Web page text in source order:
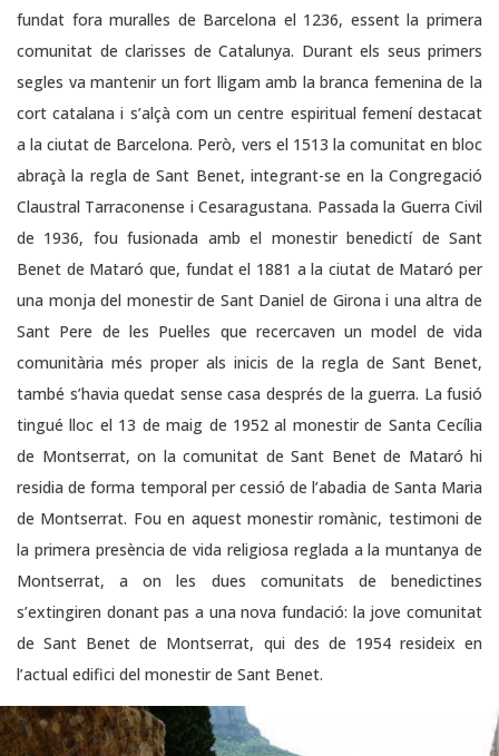
fundat fora muralles de Barcelona el 1236, essent la primera
comunitat de clarisses de Catalunya. Durant els seus primers
segles va mantenir un fort lligam amb la branca femenina de la
cort catalana i s’alçà com un centre espiritual femení destacat
a la ciutat de Barcelona. Però, vers el 1513 la comunitat en bloc
abraçà la regla de Sant Benet, integrant-se en la Congregació
Claustral Tarraconense i Cesaragustana. Passada la Guerra Civil
de 1936, fou fusionada amb el monestir benedictí de Sant
Benet de Mataró que, fundat el 1881 a la ciutat de Mataró per
una monja del monestir de Sant Daniel de Girona i una altra de
Sant Pere de les Puel·les que recercaven un model de vida
comunitària més proper als inicis de la regla de Sant Benet,
també s’havia quedat sense casa després de la guerra. La fusió
tingué lloc el 13 de maig de 1952 al monestir de Santa Cecília
de Montserrat, on la comunitat de Sant Benet de Mataró hi
residia de forma temporal per cessió de l’abadia de Santa Maria
de Montserrat. Fou en aquest monestir romànic, testimoni de
la primera presència de vida religiosa reglada a la muntanya de
Montserrat, a on les dues comunitats de benedictines
s’extingiren donant pas a una nova fundació: la jove comunitat
de Sant Benet de Montserrat, qui des de 1954 resideix en
l’actual edifici del monestir de Sant Benet.